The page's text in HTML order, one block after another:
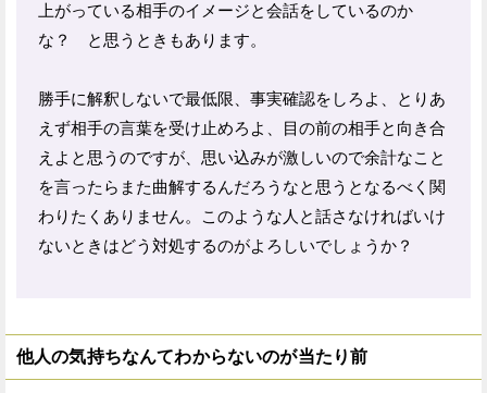
上がっている相手のイメージと会話をしているのか
な？ と思うときもあります。
勝手に解釈しないで最低限、事実確認をしろよ、とりあ
えず相手の言葉を受け止めろよ、目の前の相手と向き合
えよと思うのですが、思い込みが激しいので余計なこと
を言ったらまた曲解するんだろうなと思うとなるべく関
わりたくありません。このような人と話さなければいけ
ないときはどう対処するのがよろしいでしょうか？
他人の気持ちなんてわからないのが当たり前